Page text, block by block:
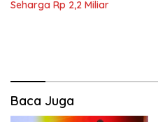
Seharga Rp 2,2 Miliar
Baca Juga